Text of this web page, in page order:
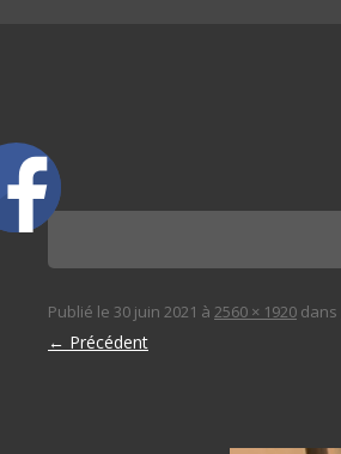
Publié le 30 juin 2021 à 2560 × 1920 dans
← Précédent